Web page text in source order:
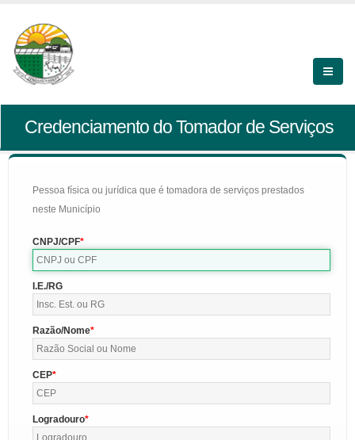
Credenciamento do Tomador de Serviços
Pessoa física ou jurídica que é tomadora de serviços prestados
neste Município
CNPJ/CPF
I.E./RG
Razão/Nome
CEP
Logradouro